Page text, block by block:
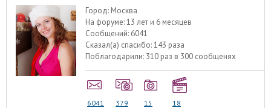
Город: Москва
На форуме:13 лет и 6 месяцев
Сообщений: 6041
Сказал(а) спасибо:143 раза
Поблагодарили: 310 раз в 300 сообщенях
6041 379 15 18